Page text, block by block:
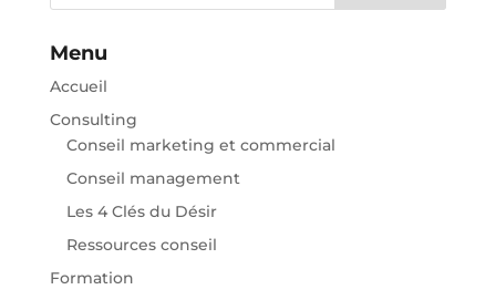
Menu
Accueil
Consulting
Conseil marketing et commercial
Conseil management
Les 4 Clés du Désir
Ressources conseil
Formation